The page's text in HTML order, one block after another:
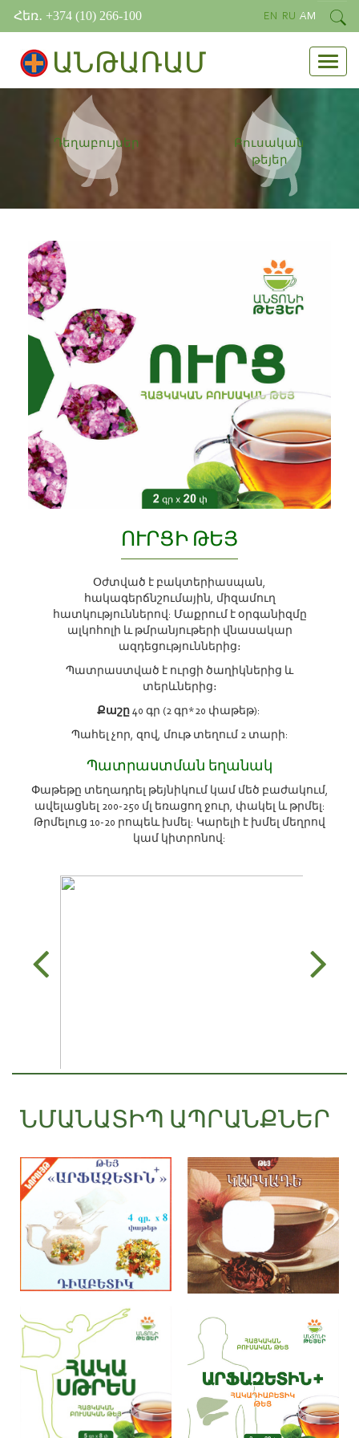
Հեռ․ +374 (10) 266-100 EN RU AM
ԱՆԹԱՌԱՄ
Դեղաբույսեր
Բուսական
թեյեր
ՈՒՐՑԻ ԹԵՅ
Օժտված է բակտերիասպան,
հակագերճնշումային, միզամուղ
հատկություններով: Մաքրում է օրգանիզմը
ալկոհոլի և թմրանյութերի վնասակար
ազդեցություններից։
Պատրաստված է ուրցի ծաղիկներից և
տերևներից։
Քաշը40 գր (2 գր*20 փաթեթ):
Պահել չոր, զով, մութ տեղում 2 տարի:
Պատրաստման եղանակ
Փաթեթը տեղադրել թեյնիկում կամ մեծ բաժակում,
ավելացնել 200-250 մլ եռացող ջուր, փակել և թրմել:
Թրմելուց 10-20 րոպեև խմել: Կարելի է խմել մեղրով
կամ կիտրոնով:
ՆՄԱՆԱՏԻՊ ԱՊՐԱՆՔՆԵՐ